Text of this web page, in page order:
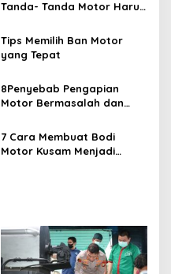
Tanda- Tanda Motor Harus
Tips Memilih Ban Motor
yang Tepat
8Penyebab Pengapian
Motor Bermasalah dan
7 Cara Membuat Bodi
Motor Kusam Menjadi